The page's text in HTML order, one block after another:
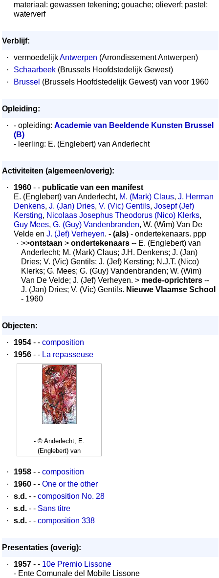
materiaal: gewassen tekening; gouache; olieverf; pastel;
waterverf
Verblijf:
·
vermoedelijkAntwerpen (Arrondissement Antwerpen)
·
Schaarbeek (Brussels Hoofdstedelijk Gewest)
·
Brussel (Brussels Hoofdstedelijk Gewest) van voor 1960
Opleiding:
·
- opleiding: Academie van Beeldende Kunsten Brussel
(B)
- leerling: E. (Englebert) van Anderlecht
Activiteiten (algemeen/overig):
·
1960 - - publicatie van een manifest
E. (Englebert) van Anderlecht, M. (Mark) Claus, J. Herman
Denkens, J. (Jan) Dries, V. (Vic) Gentils, Josepf (Jef)
Kersting, Nicolaas Josephus Theodorus (Nico) Klerks,
Guy Mees, G. (Guy) Vandenbranden, W. (Wim) Van De
Velde en J. (Jef) Verheyen. - (als) - ondertekenaars. ppp
· >>ontstaan > ondertekenaars -- E. (Englebert) van
Anderlecht; M. (Mark) Claus; J.H. Denkens; J. (Jan)
Dries; V. (Vic) Gentils; J. (Jef) Kersting; N.J.T. (Nico)
Klerks; G. Mees; G. (Guy) Vandenbranden; W. (Wim)
Van De Velde; J. (Jef) Verheyen. > mede-oprichters --
J. (Jan) Dries; V. (Vic) Gentils. Nieuwe Vlaamse School
- 1960
Objecten:
·
1954 - - composition
·
1956 - - La repasseuse
- © Anderlecht, E.
(Englebert) van
· 1958 - - composition
·
1960 - - One or the other
·
s.d. - - composition No. 28
·
s.d. - - Sans titre
·
s.d. - - composition 338
Presentaties (overig):
·
1957 - - 10e Premio Lissone
- Ente Comunale del Mobile Lissone